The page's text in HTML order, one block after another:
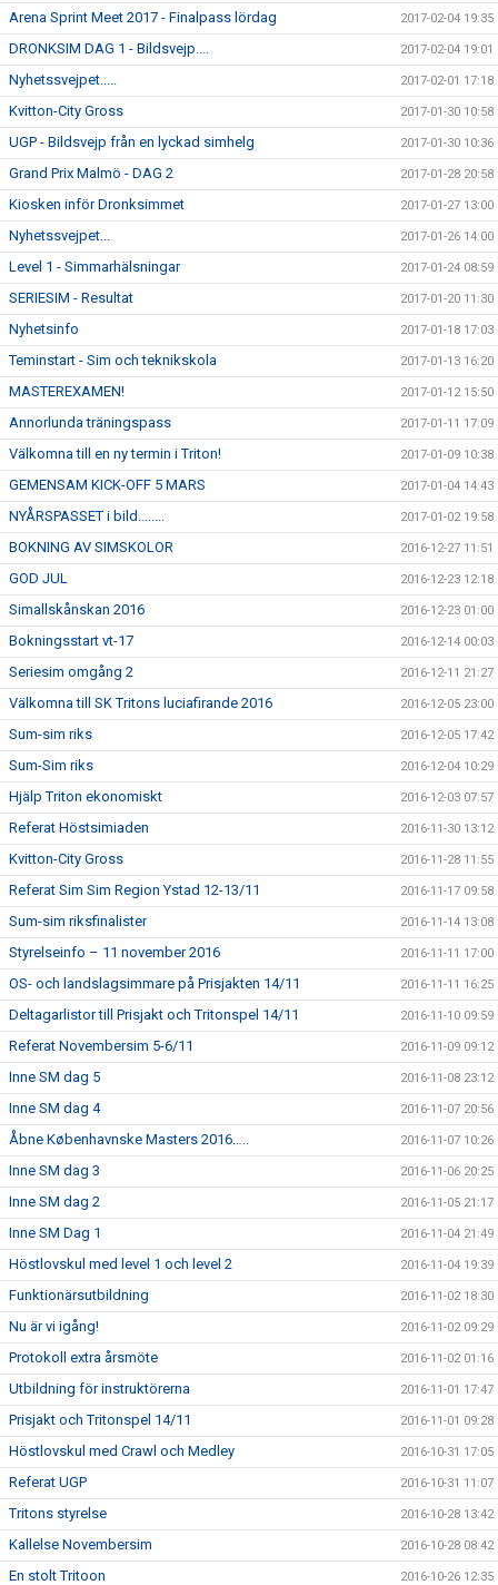
Arena Sprint Meet 2017 - Finalpass lördag 2017-02-04 19:35
DRONKSIM DAG 1 - Bildsvejp.... 2017-02-04 19:01
Nyhetssvejpet..... 2017-02-01 17:18
Kvitton-City Gross 2017-01-30 10:58
UGP - Bildsvejp från en lyckad simhelg 2017-01-30 10:36
Grand Prix Malmö - DAG 2 2017-01-28 20:58
Kiosken inför Dronksimmet 2017-01-27 13:00
Nyhetssvejpet... 2017-01-26 14:00
Level 1 - Simmarhälsningar 2017-01-24 08:59
SERIESIM - Resultat 2017-01-20 11:30
Nyhetsinfo 2017-01-18 17:03
Teminstart - Sim och teknikskola 2017-01-13 16:20
MASTEREXAMEN! 2017-01-12 15:50
Annorlunda träningspass 2017-01-11 17:09
Välkomna till en ny termin i Triton! 2017-01-09 10:38
GEMENSAM KICK-OFF 5 MARS 2017-01-04 14:43
NYÅRSPASSET i bild........ 2017-01-02 19:58
BOKNING AV SIMSKOLOR 2016-12-27 11:51
GOD JUL 2016-12-23 12:18
Simallskånskan 2016 2016-12-23 01:00
Bokningsstart vt-17 2016-12-14 00:03
Seriesim omgång 2 2016-12-11 21:27
Välkomna till SK Tritons luciafirande 2016 2016-12-05 23:00
Sum-sim riks 2016-12-05 17:42
Sum-Sim riks 2016-12-04 10:29
Hjälp Triton ekonomiskt 2016-12-03 07:57
Referat Höstsimiaden 2016-11-30 13:12
Kvitton-City Gross 2016-11-28 11:55
Referat Sim Sim Region Ystad 12-13/11 2016-11-17 09:58
Sum-sim riksfinalister 2016-11-14 13:08
Styrelseinfo – 11 november 2016 2016-11-11 17:00
OS- och landslagsimmare på Prisjakten 14/11 2016-11-11 16:25
Deltagarlistor till Prisjakt och Tritonspel 14/11 2016-11-10 09:59
Referat Novembersim 5-6/11 2016-11-09 09:12
Inne SM dag 5 2016-11-08 23:12
Inne SM dag 4 2016-11-07 20:56
Åbne Københavnske Masters 2016….. 2016-11-07 10:26
Inne SM dag 3 2016-11-06 20:25
Inne SM dag 2 2016-11-05 21:17
Inne SM Dag 1 2016-11-04 21:49
Höstlovskul med level 1 och level 2 2016-11-04 19:39
Funktionärsutbildning 2016-11-02 18:30
Nu är vi igång! 2016-11-02 09:29
Protokoll extra årsmöte 2016-11-02 01:16
Utbildning för instruktörerna 2016-11-01 17:47
Prisjakt och Tritonspel 14/11 2016-11-01 09:28
Höstlovskul med Crawl och Medley 2016-10-31 17:05
Referat UGP 2016-10-31 11:07
Tritons styrelse 2016-10-28 13:42
Kallelse Novembersim 2016-10-28 08:42
En stolt Tritoon 2016-10-26 12:35